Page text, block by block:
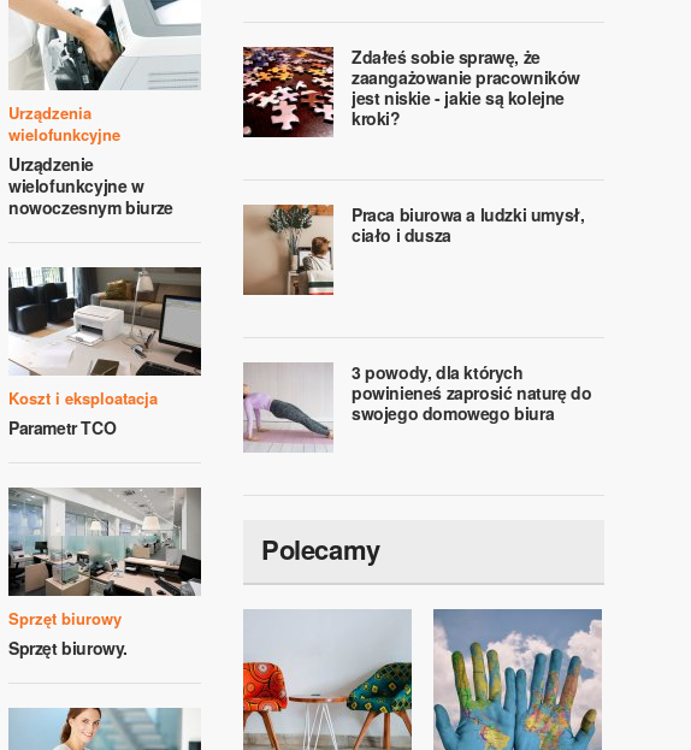
Urządzenia
wielofunkcyjne
Urządzenie
wielofunkcyjne w
nowoczesnym biurze
Koszt i eksploatacja
Parametr TCO
Sprzęt biurowy
Sprzęt biurowy.
Zdałeś sobie sprawę, że
zaangażowanie pracowników
jest niskie - jakie są kolejne
kroki?
Praca biurowa a ludzki umysł,
ciało i dusza
3 powody, dla których
powinieneś zaprosić naturę do
swojego domowego biura
Polecamy